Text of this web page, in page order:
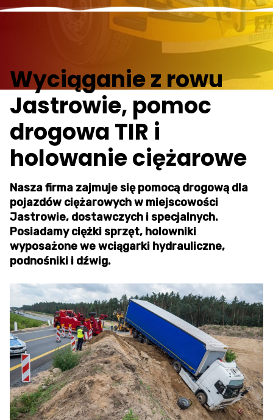
Wyciąganie z rowu
Jastrowie, pomoc
drogowa TIR i
holowanie ciężarowe
Nasza firma zajmuje się pomocą drogową dla
pojazdów ciężarowych w miejscowości
Jastrowie, dostawczych i specjalnych.
Posiadamy ciężki sprzęt, holowniki
wyposażone we wciągarki hydrauliczne,
podnośniki i dźwig.